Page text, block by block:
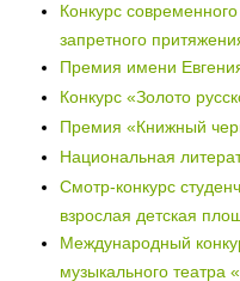
Конкурс
запретного
Премия имени
Конкурс «Золото
Премия «Книжный
Национальная
Смотр-конкурс
взрослая детская
Международный
музыкального театра